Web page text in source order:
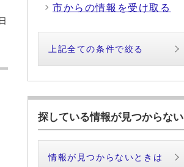
市からの情報を受け取る
上記全ての条件で絞る
探している情報が見つからない
情報が見つからないときは